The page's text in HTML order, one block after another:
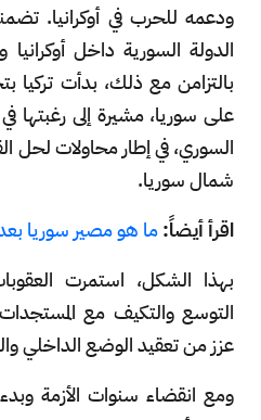
ودعمه للحرب في أوكرانيا.
الدولة السورية داخل
بالتزامن مع ذلك، بدأت تركيا
على سوريا، مشيرة إلى رغبتها
السوري، في إطار محاولات لحل
شمال سوريا.
اقرأ أيضاً:ما هو مصير سوريا
بهذا الشكل، استمرت
التوسع والتكيف مع
عزز من تعقيد الوضع الداخلي
ومع انقضاء سنوات الأزمة وبدء